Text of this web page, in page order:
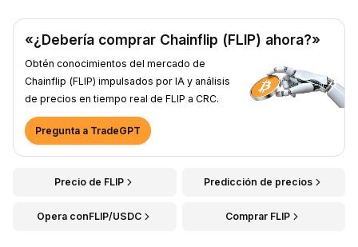
«¿Debería comprar Chainflip (FLIP) ahora?»
Obtén conocimientos del mercado de
Chainflip (FLIP) impulsados por IA y análisis
de precios en tiempo real de FLIP a CRC.
Pregunta a TradeGPT
Precio de FLIP Predicción de precios
Opera conFLIP/USDC Comprar FLIP